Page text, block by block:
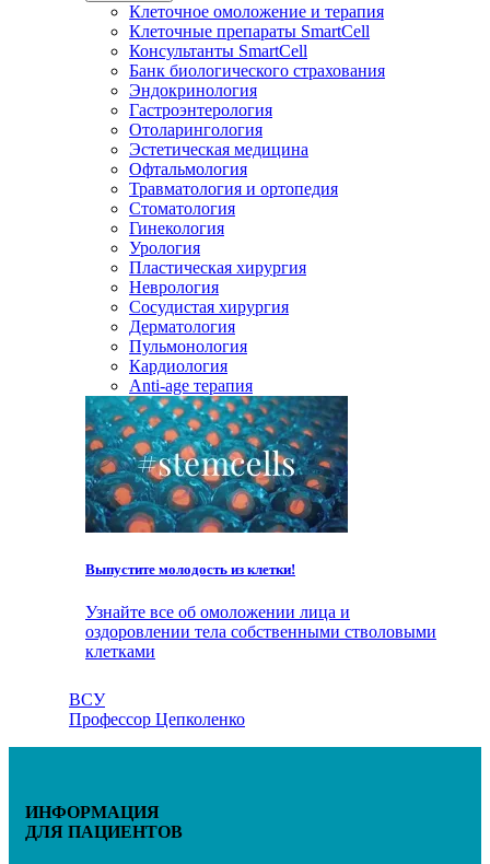
Клеточное омоложение и терапия
Клеточные препараты SmartCell
Консультанты SmartCell
Банк биологического страхования
Эндокринология
Гастроэнтерология
Отоларингология
Эстетическая медицина
Офтальмология
Травматология и ортопедия
Стоматология
Гинекология
Урология
Пластическая хирургия
Неврология
Сосудистая хирургия
Дерматология
Пульмонология
Кардиология
Anti-age терапия
Выпустите молодость из клетки!
Узнайте все об омоложении лица и
оздоровлении тела собственными стволовыми
клетками
ВСУ
Профессор Цепколенко
ИНФОРМАЦИЯ
ДЛЯ ПАЦИЕНТОВ